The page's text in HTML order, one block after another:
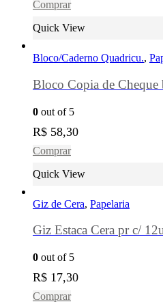
Comprar
Quick View
Bloco/Caderno Quadricu.,
Bloco Copia de
0 out of 5
R$ 58,30
Comprar
Quick View
Giz de Cera, Papelaria
Giz Estaca Cera pr c/
0 out of 5
R$ 17,30
Comprar